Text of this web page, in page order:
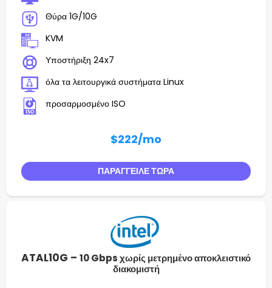
Θύρα 1G/10G
KVM
Υποστήριξη 24x7
όλα τα λειτουργικά συστήματα Linux
προσαρμοσμένο ISO
$222/mo
ΠΑΡΆΓΓΕΙΛΕ ΤΏΡΑ
ATAL10G – 10 Gbps χωρίς μετρημένο αποκλειστικό
διακομιστή